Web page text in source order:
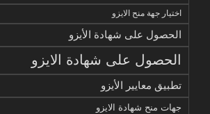
اختيار جهة منح الايزو
الحصول على شهادة الأيزو
الحصول على شهادة الايزو
تطبيق معايير الأيزو
جهات منح شهادة الايزو